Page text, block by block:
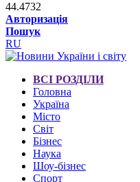
44.4732
Авторизація
Пошук
RU
ВСІ РОЗДІЛИ
Головна
Україна
Місто
Світ
Бізнес
Наука
Шоу-бізнес
Спорт